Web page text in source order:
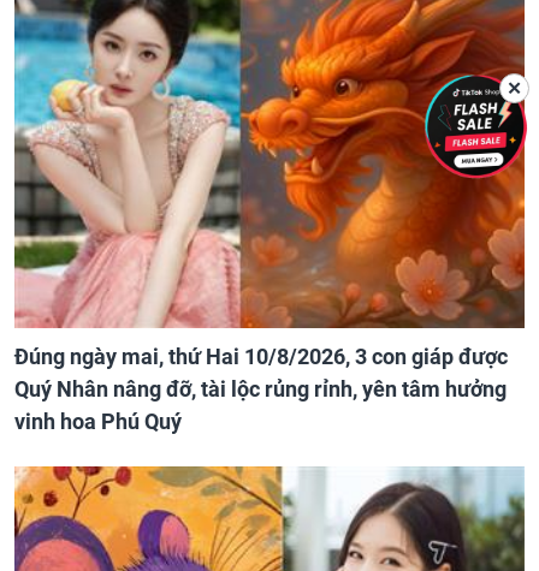
Đúng ngày mai, thứ Hai 10/8/2026, 3 con giáp được
Quý Nhân nâng đỡ, tài lộc rủng rỉnh, yên tâm hưởng
vinh hoa Phú Quý
✕